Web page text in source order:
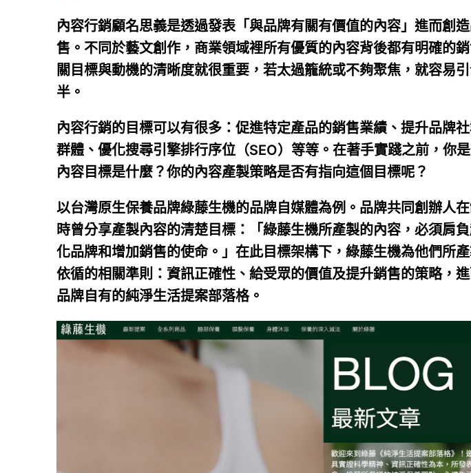
內容行銷顧名思義是透過發表「與品牌有關有價值的內容」進而創
售。不同於藝文創作，商業領域裡所有優質的內容背後都有明確的
關目標與動機的清晰度就很重要，若太過籠統或不夠聚焦，就容易
半。
內容行銷的目標可以有很多：促進特定產品的銷售業績、提升品牌
群體、優化搜尋引擎排行序位（SEO）等等。在著手實踐之前，你
內容目標是什麼？你的內容產製策略是否有指向這個目標呢？
以台灣原生保養品牌綠藤生機的品牌自媒體為例。品牌共同創辦人
時曾分享產製內容的清楚目標：「綠藤生機所產製的內容，必須肩
化品牌和增加銷售的使命。」在此目標架構下，綠藤生機為他們所
依循的相關準則：資訊正確性、給受眾的價值及提升銷售的策略，
品牌自有的純淨生活提案部落格。